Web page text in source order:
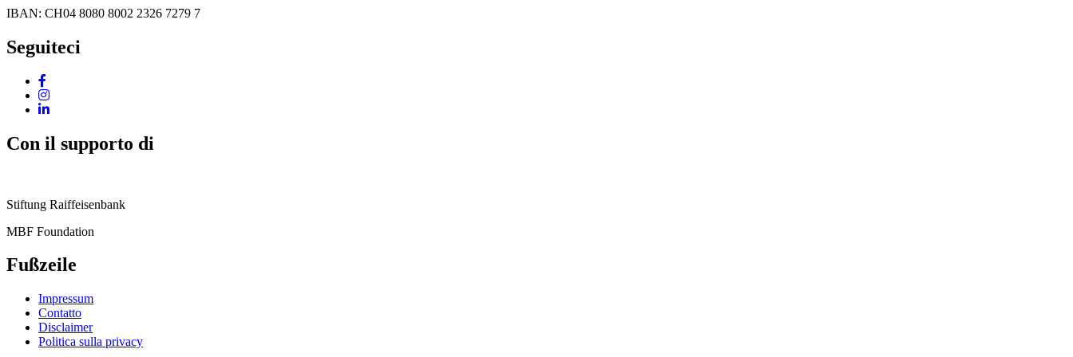
IBAN: CH04 8080 8002 2326 7279 7
Seguiteci
Con il supporto di
Stiftung Raiffeisenbank
MBF Foundation
Fußzeile
Impressum
Contatto
Disclaimer
Politica sulla privacy